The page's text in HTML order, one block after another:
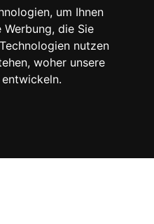
um Ihnen
die Sie
nutzen
woher unsere